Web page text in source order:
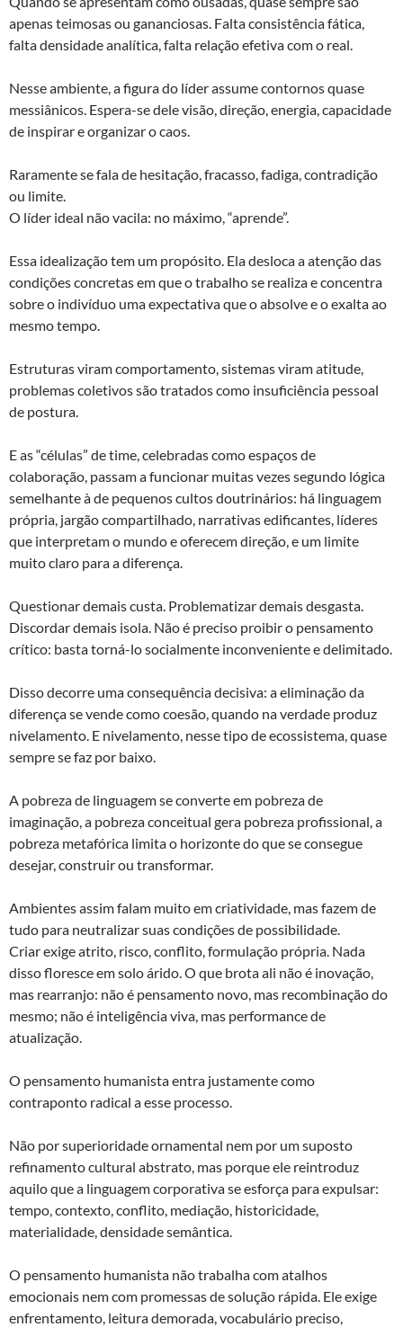
apenas teimosas ou gananciosas. Falta consistência fática,
falta densidade analítica, falta relação efetiva com o real.
Nesse ambiente, a figura do líder assume contornos quase
messiânicos. Espera-se dele visão, direção, energia, capacidade
de inspirar e organizar o caos.
Raramente se fala de hesitação, fracasso, fadiga, contradição
ou limite.
O líder ideal não vacila: no máximo, “aprende”.
Essa idealização tem um propósito. Ela desloca a atenção das
condições concretas em que o trabalho se realiza e concentra
sobre o indivíduo uma expectativa que o absolve e o exalta ao
mesmo tempo.
Estruturas viram comportamento, sistemas viram atitude,
problemas coletivos são tratados como insuficiência pessoal
de postura.
E as “células” de time, celebradas como espaços de
colaboração, passam a funcionar muitas vezes segundo lógica
semelhante à de pequenos cultos doutrinários: há linguagem
própria, jargão compartilhado, narrativas edificantes, líderes
que interpretam o mundo e oferecem direção, e um limite
muito claro para a diferença.
Questionar demais custa. Problematizar demais desgasta.
Discordar demais isola. Não é preciso proibir o pensamento
crítico: basta torná-lo socialmente inconveniente e delimitado.
Disso decorre uma consequência decisiva: a eliminação da
diferença se vende como coesão, quando na verdade produz
nivelamento. E nivelamento, nesse tipo de ecossistema, quase
sempre se faz por baixo.
A pobreza de linguagem se converte em pobreza de
imaginação, a pobreza conceitual gera pobreza profissional, a
pobreza metafórica limita o horizonte do que se consegue
desejar, construir ou transformar.
Ambientes assim falam muito em criatividade, mas fazem de
tudo para neutralizar suas condições de possibilidade.
Criar exige atrito, risco, conflito, formulação própria. Nada
disso floresce em solo árido. O que brota ali não é inovação,
mas rearranjo: não é pensamento novo, mas recombinação do
mesmo; não é inteligência viva, mas performance de
atualização.
O pensamento humanista entra justamente como
contraponto radical a esse processo.
Não por superioridade ornamental nem por um suposto
refinamento cultural abstrato, mas porque ele reintroduz
aquilo que a linguagem corporativa se esforça para expulsar:
tempo, contexto, conflito, mediação, historicidade,
materialidade, densidade semântica.
O pensamento humanista não trabalha com atalhos
emocionais nem com promessas de solução rápida. Ele exige
enfrentamento, leitura demorada, vocabulário preciso,